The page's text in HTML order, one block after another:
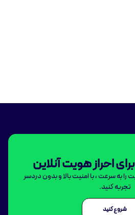
احراز هویت آنلاین
را به سرعت ، با امنیت بالا و بدون دردسر
تجربه کنید.
شروع کنید